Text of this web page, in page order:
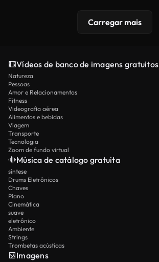
Carregar mais
Vídeos de banco de imagens gratuitos
Natureza
Pessoas
Amor e Relacionamentos
Fitness
Videografia aérea
Alimentos e bebidas
Viagem
Transporte
Tecnologia
Zoom de fundo virtual
Música de catálogo gratuita
síntese
Drums Eletrônicos
Chaves
Piano
Cinemática
suave
eletrônico
Ambiente
Strings
Trombetas acústicas
Imagens